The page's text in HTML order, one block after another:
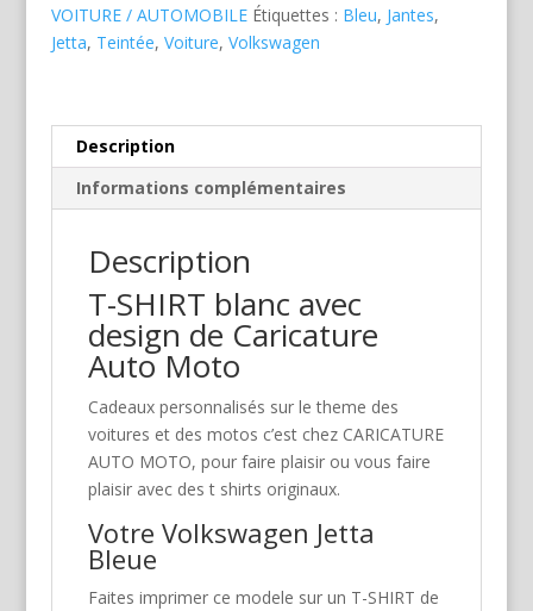
VOITURE / AUTOMOBILE Étiquettes : Bleu, Jantes,
Jetta, Teintée, Voiture, Volkswagen
Description
Informations complémentaires
Description
T-SHIRT blanc avec
design de Caricature
Auto Moto
Cadeaux personnalisés sur le theme des
voitures et des motos c’est chez CARICATURE
AUTO MOTO, pour faire plaisir ou vous faire
plaisir avec des t shirts originaux.
Votre Volkswagen Jetta
Bleue
Faites imprimer ce modele sur un T-SHIRT de